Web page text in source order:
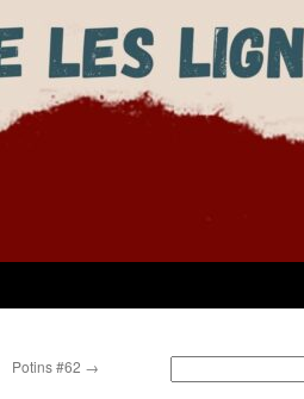
Potins #62 →